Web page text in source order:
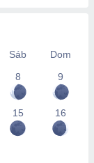
Sáb
Dom
8 9
15 16